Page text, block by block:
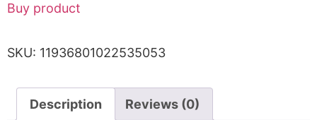
Buy product
SKU: 11936801022535053
Description Reviews (0)